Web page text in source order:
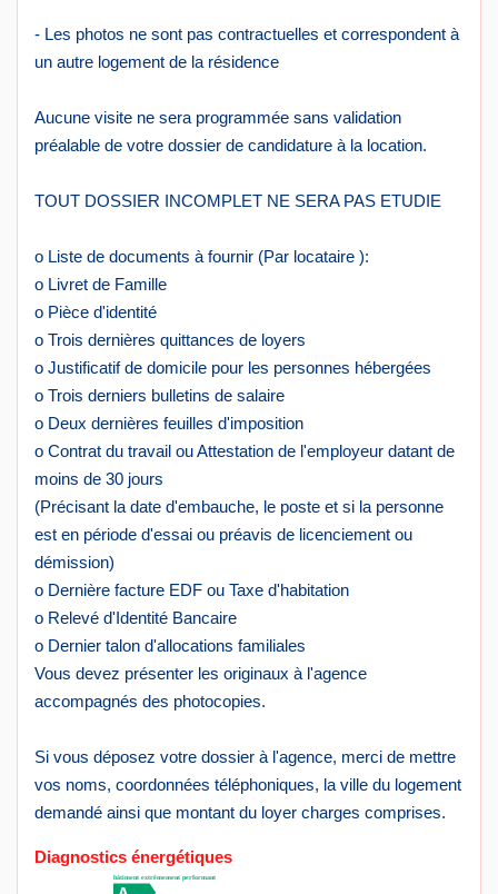
- Les photos ne sont pas contractuelles et correspondent à
un autre logement de la résidence
Aucune visite ne sera programmée sans validation
préalable de votre dossier de candidature à la location.
TOUT DOSSIER INCOMPLET NE SERA PAS ETUDIE
o Liste de documents à fournir (Par locataire ):
o Livret de Famille
o Pièce d'identité
o Trois dernières quittances de loyers
o Justificatif de domicile pour les personnes hébergées
o Trois derniers bulletins de salaire
o Deux dernières feuilles d'imposition
o Contrat du travail ou Attestation de l'employeur datant de
moins de 30 jours
(Précisant la date d'embauche, le poste et si la personne
est en période d'essai ou préavis de licenciement ou
démission)
o Dernière facture EDF ou Taxe d'habitation
o Relevé d'Identité Bancaire
o Dernier talon d'allocations familiales
Vous devez présenter les originaux à l'agence
accompagnés des photocopies.
Si vous déposez votre dossier à l'agence, merci de mettre
vos noms, coordonnées téléphoniques, la ville du logement
demandé ainsi que montant du loyer charges comprises.
Diagnostics énergétiques